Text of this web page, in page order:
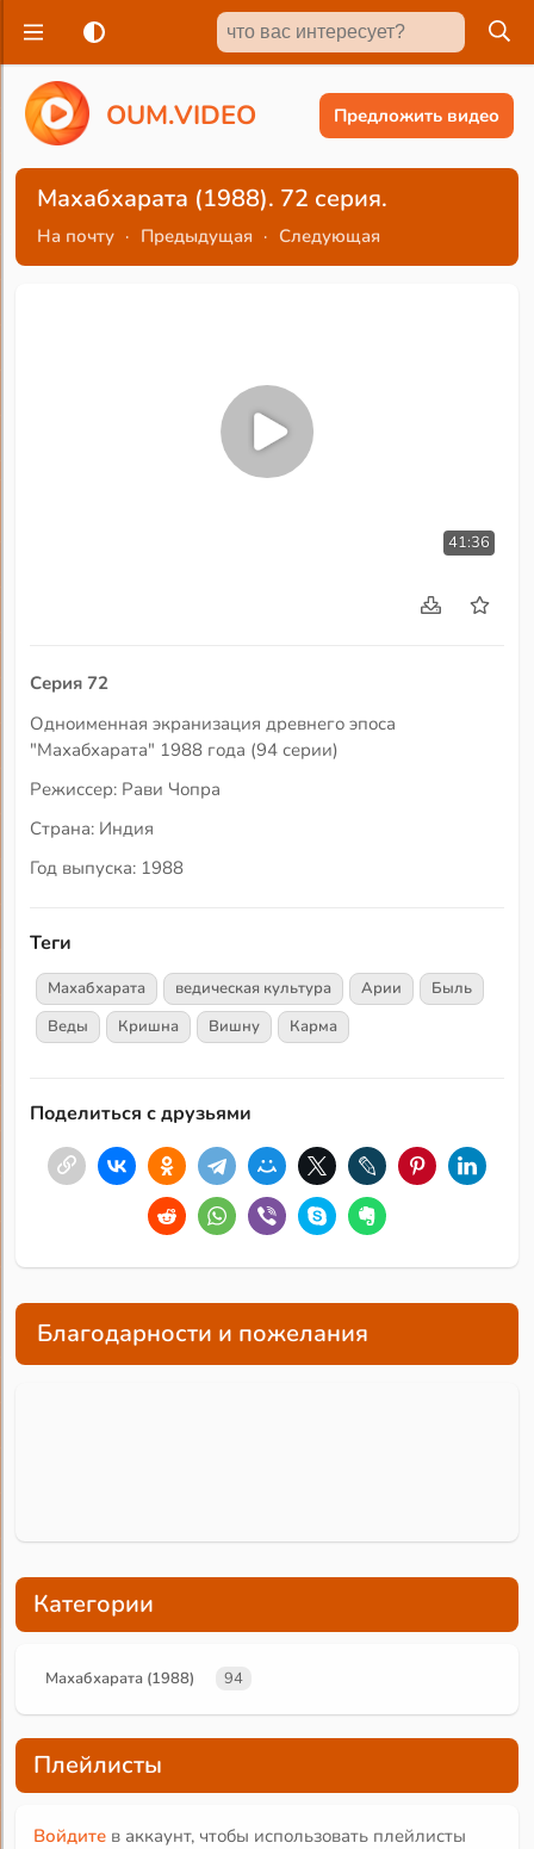
OUM.VIDEO Предложить видео
Махабхарата (1988). 72 серия.
На почту · Предыдущая · Следующая
41:36
Серия 72
Одноименная экранизация древнего эпоса
"Махабхарата" 1988 года (94 серии)
Режиссер: Рави Чопра
Страна: Индия
Год выпуска: 1988
Теги
Махабхарата ведическая культура Арии
Быль
Веды
Кришна Вишну Карма
Поделиться с друзьями
Благодарности и пожелания
Категории
Махабхарата (1988) 94
Плейлисты
Войдите в аккаунт, чтобы использовать плейлисты